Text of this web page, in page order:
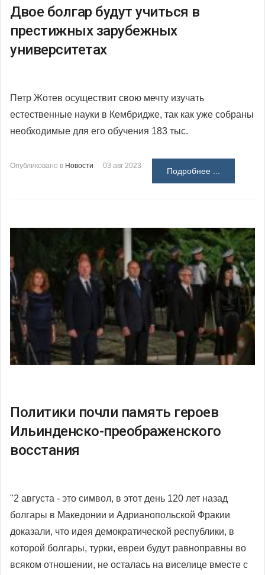
Двое болгар будут учиться в
престижных зарубежных
университетах
Петр Жотев осуществит свою мечту изучать
естественные науки в Кембридже, так как уже собраны
необходимые для его обучения 183 тыс.
Опубликовано в Новости 03 авг 2023
Подробнее ...
Политики почли память героев
Ильинденско-преображенского
восстания
"2 августа - это символ, в этот день 120 лет назад
болгары в Македонии и Адрианопольской Фракии
доказали, что идея демократической республики, в
которой болгары, турки, евреи будут равноправны во
всяком отношении, не осталась на виселице вместе с